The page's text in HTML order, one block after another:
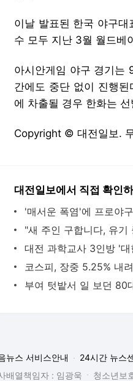
이날 발표된 한국 야구
수 모두 지난 3월 월드베
아시안게임 야구 경기는
간에도 중단 없이 진행된
에 차출될 경우 한화는
Copyright © 대전일보.
대전일보에서 직접 확인
뉴스 서비스안내 24시간 뉴스
배열책임자 : 임광욱
청소년보